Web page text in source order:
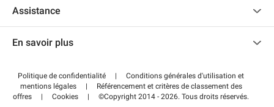
Accéder à mon espace partenaire
Assistance
Centre d'aide
Régler votre stationnement FLOW
En savoir plus
Wiki
Guide du stationnement
Politique de confidentialité |
Conditions générales d'utilisation et
mentions légales
|
Référencement et critères de classement des
offres
| Cookies | ©Copyright 2014 - 2026. Tous droits réservés.